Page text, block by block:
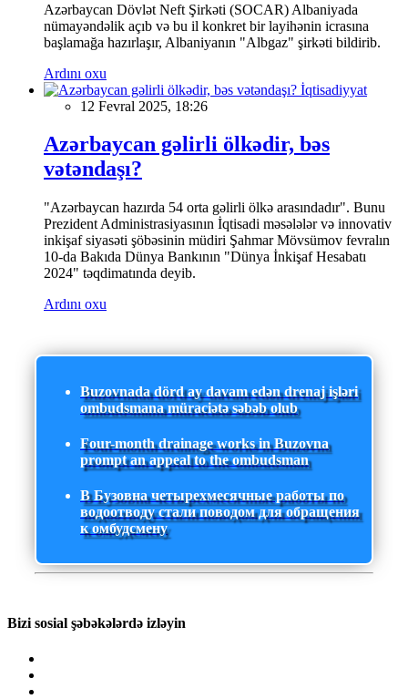
Azərbaycan Dövlət Neft Şirkəti (SOCAR) Albaniyada
nümayəndəlik açıb və bu il konkret bir layihənin icrasına
başlamağa hazırlaşır, Albaniyanın "Albgaz" şirkəti bildirib.
Ardını oxu
İqtisadiyyat
12 Fevral 2025, 18:26
Azərbaycan gəlirli ölkədir, bəs
vətəndaşı?
"Azərbaycan hazırda 54 orta gəlirli ölkə arasındadır". Bunu
Prezident Administrasiyasının İqtisadi məsələlər və innovativ
inkişaf siyasəti şöbəsinin müdiri Şahmar Mövsümov fevralın
10-da Bakıda Dünya Bankının "Dünya İnkişaf Hesabatı
2024" təqdimatında deyib.
Ardını oxu
Buzovnada dörd ay davam edən drenaj işləri
ombudsmana müraciətə səbəb olub
Four-month drainage works in Buzovna
prompt an appeal to the ombudsman
В Бузовна четырехмесячные работы по
водоотводу стали поводом для обращения
к омбудсмену
Bizi sosial şəbəkələrdə izləyin